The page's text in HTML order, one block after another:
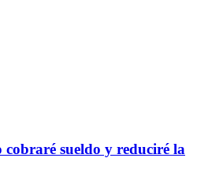
sueldo y reduciré la